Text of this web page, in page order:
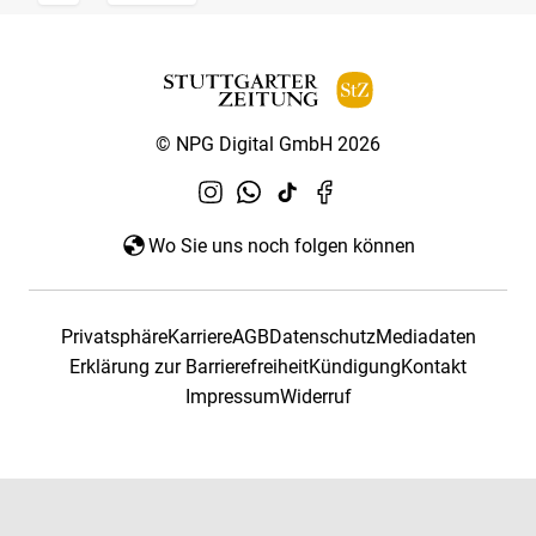
© NPG Digital GmbH 2026
Wo Sie uns noch folgen können
PrivatsphäreKarriereAGBDatenschutzMediadaten
Erklärung zur BarrierefreiheitKündigungKontakt
ImpressumWiderruf